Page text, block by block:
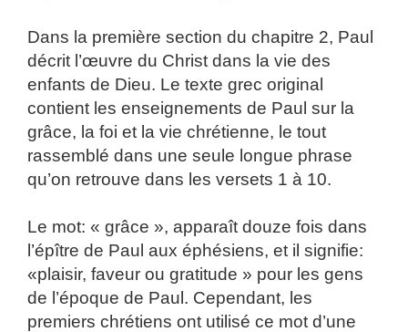
Dans la première section du chapitre 2, Paul
décrit l’œuvre du Christ dans la vie des
enfants de Dieu. Le texte grec original
contient les enseignements de Paul sur la
grâce, la foi et la vie chrétienne, le tout
rassemblé dans une seule longue phrase
qu’on retrouve dans les versets 1 à 10.
Le mot: « grâce », apparaît douze fois dans
l’épître de Paul aux éphésiens, et il signifie:
«plaisir, faveur ou gratitude » pour les gens
de l’époque de Paul. Cependant, les
premiers chrétiens ont utilisé ce mot d’une